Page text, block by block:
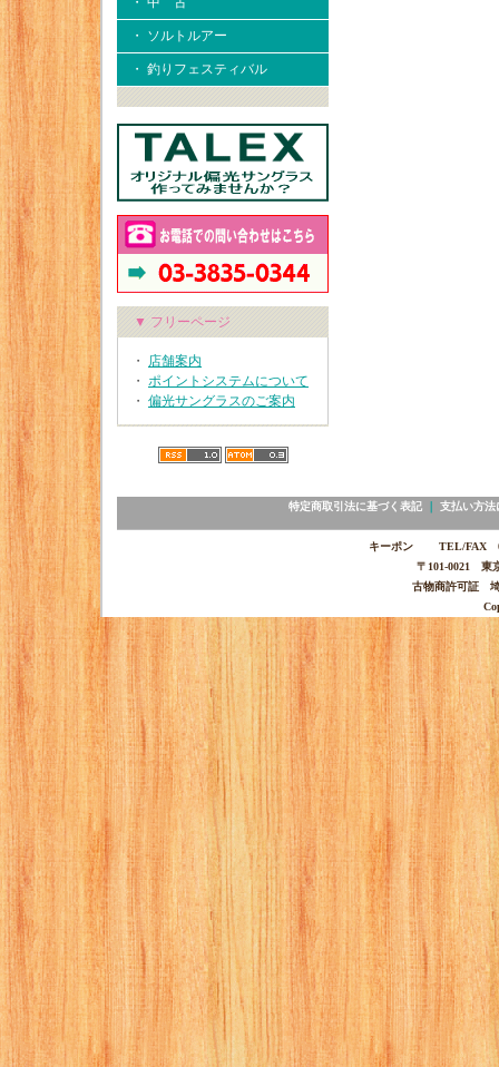
・ ソルトルアー
・ 釣りフェスティバル
▼ フリーページ
・ 店舗案内
・ ポイントシステムについて
・ 偏光サングラスのご案内
特定商取引法に基づく表記｜ 支払い方法
キーポン TEL/FAX
〒101-0021 東
古物商許可証